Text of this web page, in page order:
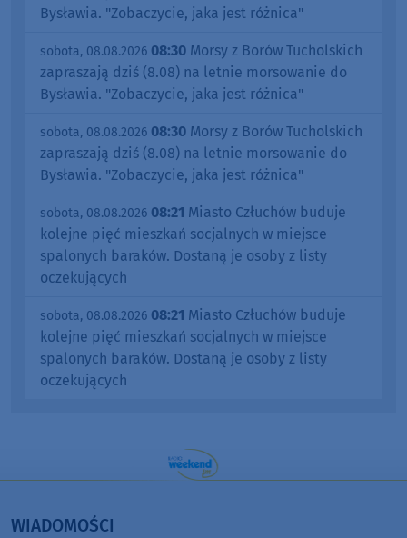
Bysławia. "Zobaczycie, jaka jest różnica"
sobota, 08.08.2026 08:30 Morsy z Borów Tucholskich
zapraszają dziś (8.08) na letnie morsowanie do
Bysławia. "Zobaczycie, jaka jest różnica"
sobota, 08.08.2026 08:30 Morsy z Borów Tucholskich
zapraszają dziś (8.08) na letnie morsowanie do
Bysławia. "Zobaczycie, jaka jest różnica"
sobota, 08.08.2026 08:21 Miasto Człuchów buduje
kolejne pięć mieszkań socjalnych w miejsce
spalonych baraków. Dostaną je osoby z listy
oczekujących
sobota, 08.08.2026 08:21 Miasto Człuchów buduje
kolejne pięć mieszkań socjalnych w miejsce
spalonych baraków. Dostaną je osoby z listy
oczekujących
WIADOMOŚCI